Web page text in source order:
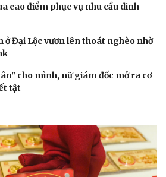
cao điểm phục vụ nhu cầu dinh
ở Đại Lộc vươn lên thoát nghèo nhờ
cho mình, nữ giám đốc mở ra cơ
tật